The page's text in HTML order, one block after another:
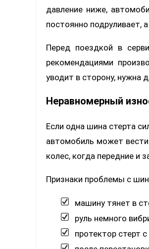
давление ниже,
постоянно подруливает,
Перед поездкой в
рекомендациями
уводит в сторону, нужна
Неравномерный
Если одна шина стерта
автомобиль может
колес, когда передние и
Признаки проблемы с
машину тянет в
руль немного
протектор стерт